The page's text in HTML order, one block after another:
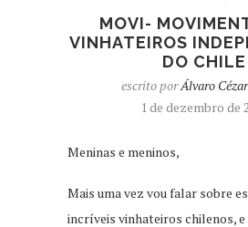
MOVI-
VINHATEIROS
DO CHILE
escrito porÁlvaro
1 de dezembro de
Meninas e meninos,
Mais uma vez vou falar sobre
incríveis vinhateiros chilenos, e